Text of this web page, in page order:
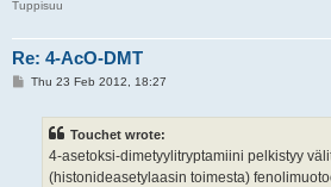
Tuppisuu
Re: 4-AcO-DMT
PThu 23 Feb 2012, 18:27
Touchet wrote:
4-asetoksi-dimetyylitryptamiini pelkistyy
(histonideasetylaasin toimesta)